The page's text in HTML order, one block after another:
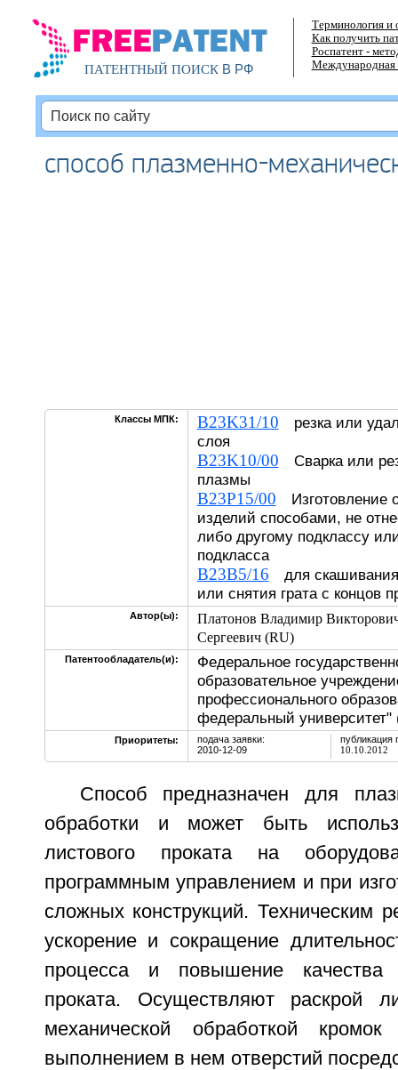
ПАТЕНТНЫЙ ПОИСКВ РФ
Терминология и
Как получить
Роспатент -
Международная
способ плазменно-
Классы МПК: B23K31/10 резка или
слоя
B23K10/00 Сварка или
плазмы
B23P15/00 Изготовление
изделий способами, не
либо другому подклассу
подкласса
B23B5/16 для
или снятия грата с концов
Автор(ы):
Платонов Владимир
Сергеевич (RU)
Патентообладатель(и):
Федеральное
образовательное
профессионального
федеральный университет"
Приоритеты:
подача заявки:
2010-12-09
публикация
10.10.2012
Способ предназначен для
обработки и может быть
листового проката на
программным управлением и при
сложных конструкций. Техническим
ускорение и сокращение
процесса и повышение качества
проката. Осуществляют раскрой
механической обработкой
выполнением в нем отверстий